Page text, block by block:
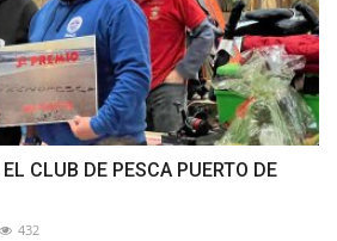
CLUB DE PESCA PUERTO DE
432